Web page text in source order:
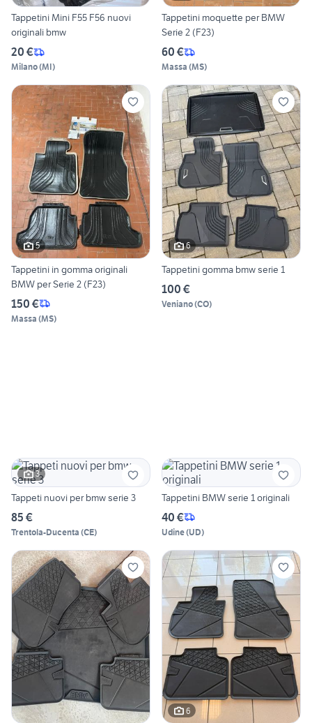
Tappetini Mini F55 F56 nuovi
originali bmw
20 €
Milano(MI)
Tappetini moquette per BMW
Serie 2 (F23)
60 €
Massa (MS)
5
Tappetini in gomma originali
BMW per Serie 2 (F23)
150 €
Massa (MS)
6
Tappetini gomma bmw serie 1
100 €
Veniano(CO)
3
Tappeti nuovi per bmw serie 3
85 €
Trentola-Ducenta (CE)
Tappetini BMW serie 1 originali
40 €
Udine(UD)
6